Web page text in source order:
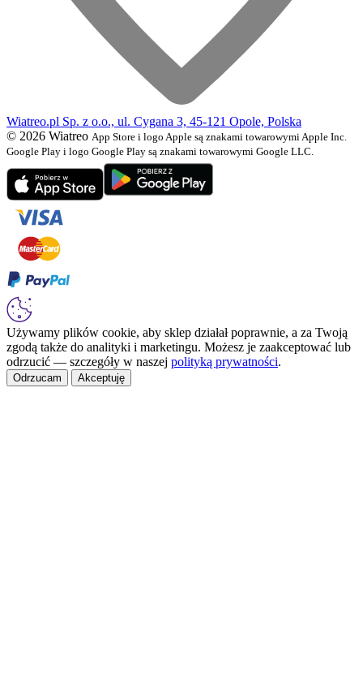
Wiatreo.pl Sp. z o.o., ul. Cygana 3, 45-121 Opole, Polska
© 2026 Wiatreo App Store i logo Apple są znakami towarowymi Apple Inc.
Google Play i logo Google Play są znakami towarowymi Google LLC.
Używamy plików cookie, aby sklep działał poprawnie, a za Twoją
zgodą także do analityki i marketingu. Możesz je zaakceptować lub
odrzucić — szczegóły w naszej polityką prywatności.
Odrzucam Akceptuję